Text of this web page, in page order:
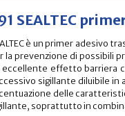
SEALTEC
è un primer adesivo
la prevenzione di possibili
eccellente effetto barriera
sigillante diluibile
delle
soprattutto in